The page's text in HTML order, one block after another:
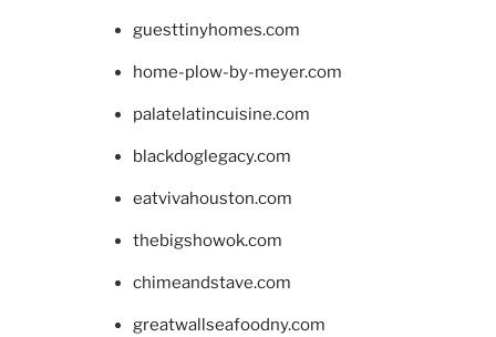
guesttinyhomes.com
home-plow-by-meyer.com
palatelatincuisine.com
blackdoglegacy.com
eatvivahouston.com
thebigshowok.com
chimeandstave.com
greatwallseafoodny.com